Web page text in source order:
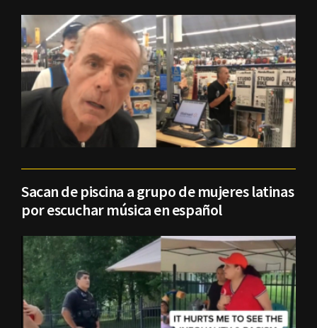
Sacan de piscina a grupo de mujeres latinas
por escuchar música en español